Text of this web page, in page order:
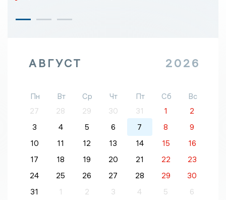
АВГУСТ 2026
Пн Вт Ср Чт Пт Сб
Вс
27
28 29 30 31 1
2
3
4 5 6 7 8
9
10
11 12 13 14 15
16
17
18 19 20 21 22
23
24
25 26 27 28 29
30
31
1 2 3 4 5 6